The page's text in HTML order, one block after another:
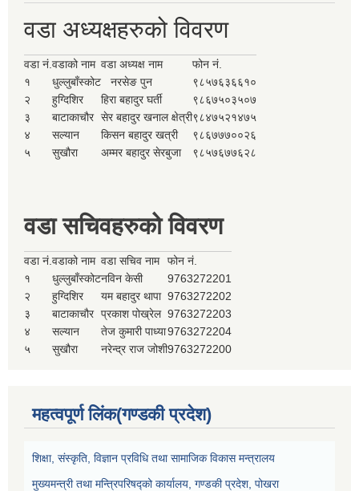
वडा अध्यक्षहरुको विवरण
वडा नं. वडाको नाम वडा अध्यक्ष नाम
फोन नं.
१
धुल्लुबाँस्कोट नरसेङ पुन
९८५७६३६६१०
२
हुग्दिशिर हिरा बहादुर घर्ती
९८६७५०३५०७
३
बाटाकाचौर सेर बहादुर खनाल क्षेत्री९८४७५२१४७५
४
सल्यान किसन बहादुर खत्री
९८६७७७००२६
५
सुखौरा अम्मर बहादुर सेरबुजा ९८५७६७७६२८
वडा सचिवहरुको विवरण
वडा नं. वडाको नाम वडा सचिव नाम
फोन नं.
१
धुल्लुबाँस्कोटनविन केसी
9763272201
२
हुग्दिशिर यम बहादुर थापा 9763272202
३
बाटाकाचौर प्रकाश पोख्रेल 9763272203
४
सल्यान तेज कुमारी पाध्या9763272204
५
सुखौरा नरेन्द्र राज जोशी9763272200
महत्वपूर्ण लिंक(गण्डकी प्रदेश)
शिक्षा, संस्कृति, विज्ञान प्रविधि तथा सामाजिक विकास मन्त्रालय
मुख्यमन्त्री तथा मन्त्रिपरिषद्को कार्यालय, गण्डकी प्रदेश, पोखरा